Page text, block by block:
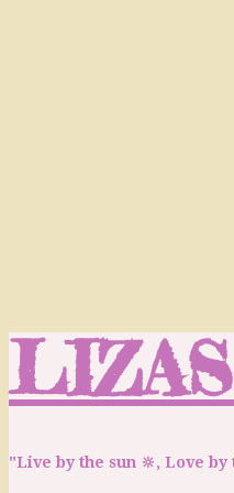
"Live by the sun 🔆, Love by